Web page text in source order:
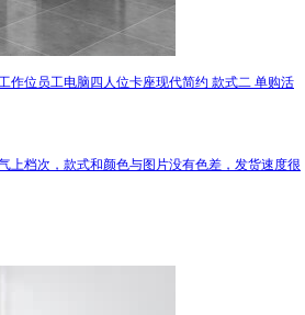
作位员工电脑四人位卡座现代简约 款式二 单购活
上档次，款式和颜色与图片没有色差，发货速度很